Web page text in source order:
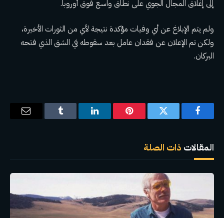
إلى إغلاق المجال الجوي على نطاق واسع فوق أوروبا.
ولم يتم الإبلاغ عن أي وفيات مؤكدة نتيجة لأي من الثورات الأخيرة،
ولكن تم الإعلان عن فقدان عامل بعد سقوطه في الشق الذي فتحه
البركان.
فيسبوك تويتر بينتيريستلينكدإن Tumblr
البريد
المقالات ذات الصلة